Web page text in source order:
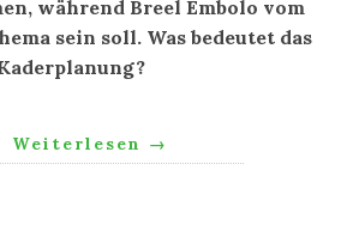
während Breel Embolo vom
sein soll. Was bedeutet das
Weiterlesen →